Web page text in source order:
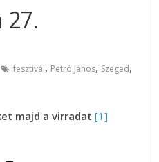
27.
fesztivál, Petró János, Szeged,
majd a virradat[1]